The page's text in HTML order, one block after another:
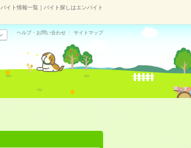
イト情報一覧｜バイト探しはエンバイト
ヘルプ・お問い合わせ サイトマップ